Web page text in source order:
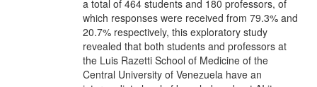
a total of 464 students and 180 professors, of
which responses were received from 79.3% and
20.7% respectively, this exploratory study
revealed that both students and professors at
the Luis Razetti School of Medicine of the
Central University of Venezuela have an